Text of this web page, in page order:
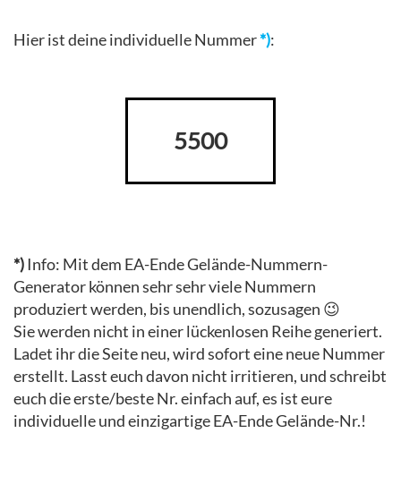
Hier ist deine individuelle Nummer*):
5500
*) Info: Mit dem EA-Ende Gelände-Nummern-
Generator können sehr sehr viele Nummern
produziert werden, bis unendlich, sozusagen 😉
Sie werden nicht in einer lückenlosen Reihe generiert.
Ladet ihr die Seite neu, wird sofort eine neue Nummer
erstellt. Lasst euch davon nicht irritieren, und schreibt
euch die erste/beste Nr. einfach auf, es ist eure
individuelle und einzigartige EA-Ende Gelände-Nr.!